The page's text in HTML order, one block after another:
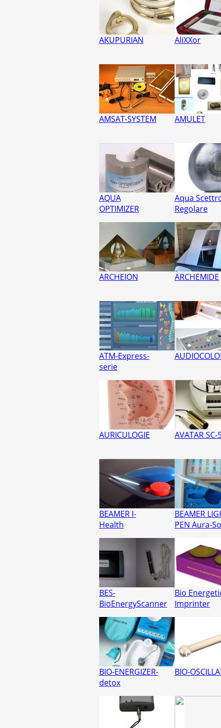
AKUPURIAN AliXXor
AMSAT-SYSTEM AMULET
AQUA
OPTIMIZER
Aqua
Regolare
ARCHEION ARCHEMIDE
ATM-Express-
serie
AURICULOGIE AVATAR SC-
BEAMER I-
Health
BEAMER
PEN Aura-
BES-
BioEnergyScanner
Bio
Imprinter
BIO-ENERGIZER-
detox
BIO-